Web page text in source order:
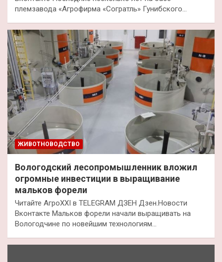
племзавода «Агрофирма «Согратль» Гунибского…
ЖИВОТНОВОДСТВО
Вологодский лесопромышленник вложил
огромные инвестиции в выращивание
мальков форели
Читайте АгроXXI в TELEGRAM ДЗЕН Дзен.Новости
Вконтакте Мальков форели начали выращивать на
Вологодчине по новейшим технологиям…